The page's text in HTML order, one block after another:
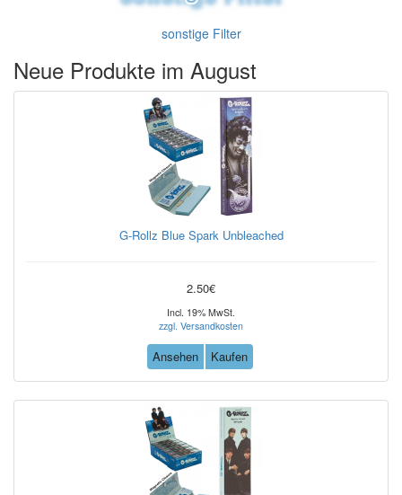
sonstige Filter
Neue Produkte im August
G-Rollz Blue Spark Unbleached
2.50€
Incl. 19% MwSt.
zzgl. Versandkosten
Ansehen Kaufen